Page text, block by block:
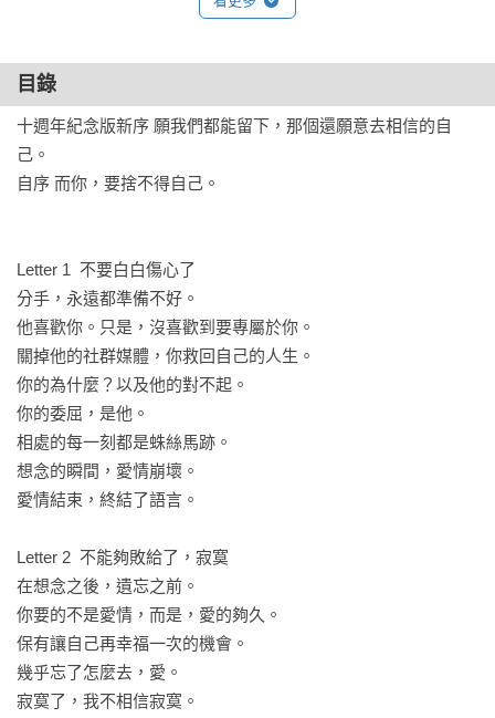
你的喜悲終於自由，不再與他牽連。
▍不再愛了的理由？▍
肆一說：愛情都需要仰賴一點運氣，無法跟老天爺追討，卻可
以決定多給自己一些機會。
但，因為不愛而不去愛，只會一再提醒妳那些得不到的有多美
原以為自己有選擇權，原來是把選擇權丟了出去。
你沒有操控自己的生死，你只決定了自己的絕路。
離開一個人就不要再往回看了，
不為什麼，
只為了自己好，光是這個理由，就很足夠。
以後妳都要全心去幸福，與另一個人。
有天回望過往，
你會發現那些曾經受過的傷，
都是在幫助你釐清
誰是真心的人。
目錄
十週年紀念版新序 願我們都能留下，那個還願意去相信的自
己。
自序 而你，要捨不得自己。
Letter 1  不要白白傷心了
分手，永遠都準備不好。
他喜歡你。只是，沒喜歡到要專屬於你。
關掉他的社群媒體，你救回自己的人生。
你的為什麼？以及他的對不起。
你的委屈，是他。
相處的每一刻都是蛛絲馬跡。
想念的瞬間，愛情崩壞。
愛情結束，終結了語言。
Letter 2  不能夠敗給了，寂寞
在想念之後，遺忘之前。
你要的不是愛情，而是，愛的夠久。
保有讓自己再幸福一次的機會。
幾乎忘了怎麼去，愛。
寂寞了，我不相信寂寞。